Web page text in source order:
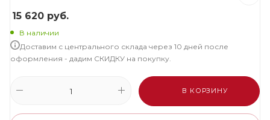
15 620 руб.
В наличии
Доставим с центрального склада через 10 дней после
оформления - дадим СКИДКУ на покупку.
В КОРЗИНУ